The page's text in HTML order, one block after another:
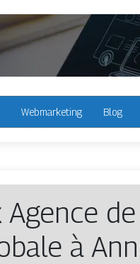
Webmarketing Blog
Agence
à